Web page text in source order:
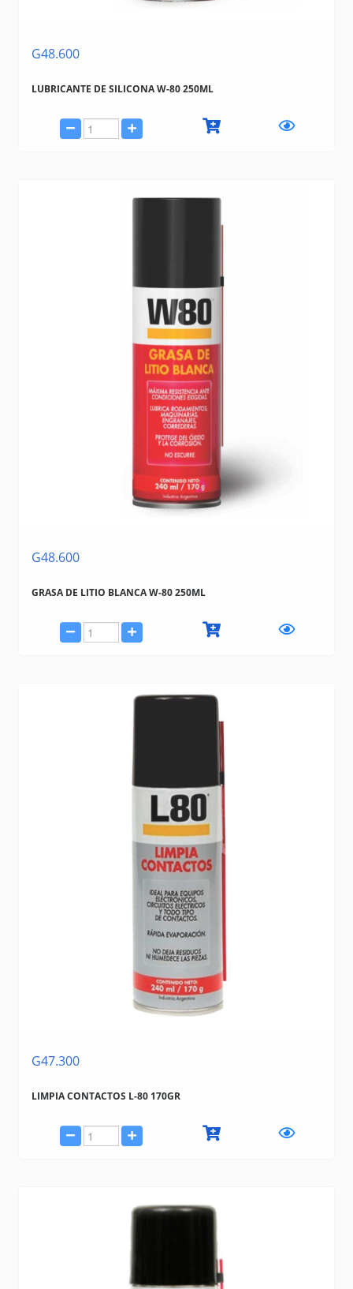
G48.600
LUBRICANTE DE SILICONA W-80 250ML
G48.600
GRASA DE LITIO BLANCA W-80 250ML
G47.300
LIMPIA CONTACTOS L-80 170GR